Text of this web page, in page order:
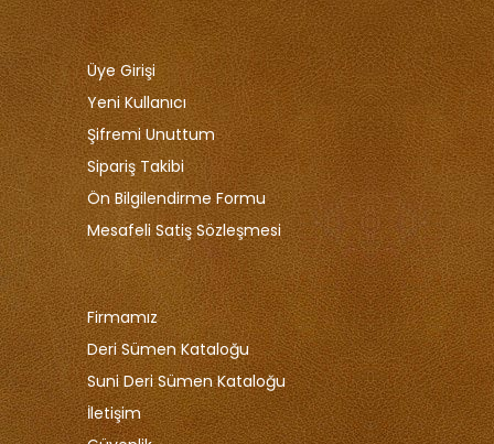
Üye Girişi
Yeni Kullanıcı
Şifremi Unuttum
Sipariş Takibi
Ön Bilgilendirme Formu
Mesafeli Satiş Sözleşmesi
Firmamız
Deri Sümen Kataloğu
Suni Deri Sümen Kataloğu
İletişim